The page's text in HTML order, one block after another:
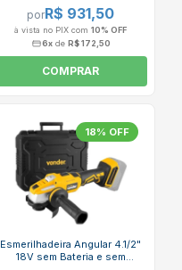
porR$ 931,50
à vista no PIX com 10% OFF
6xde R$ 172,50
COMPRAR
18% OFF
Esmerilhadeira Angular 4.1/2"
18V sem Bateria e sem